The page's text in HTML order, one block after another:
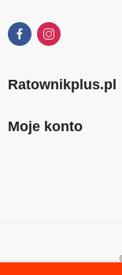
Ratownikplus.pl
Moje konto